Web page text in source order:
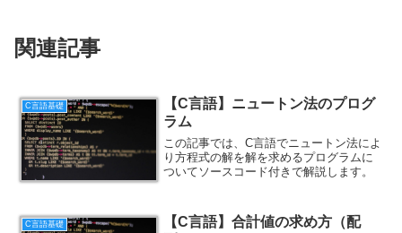
関連記事
C言語基礎
【C言語】ニュートン法のプログ
ラム
この記事では、C言語でニュートン法によ
り方程式の解を解を求めるプログラムに
ついてソースコード付きで解説します。
C言語基礎
【C言語】合計値の求め方（配